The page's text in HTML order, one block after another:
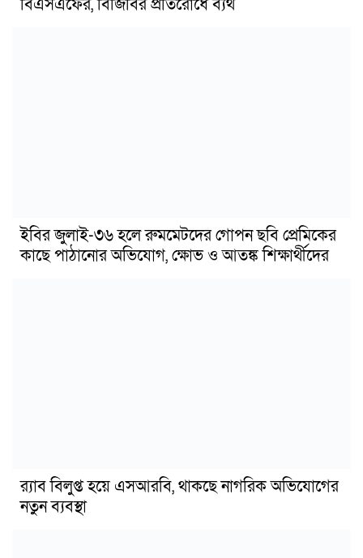
বিএসএফের, বিজিবির প্রতিরোধে ব্যর্থ
ইবির জুলাই-৩৬ হলে রুমমেটদের গোপন ছবি প্রেমিকের
কাছে পাঠানোর অভিযোগ, ক্ষোভ ও আতঙ্ক শিক্ষার্থীদের
র‍্যাব বিলুপ্ত হয়ে এসআরবি, থাকছে নাগরিক অভিযোগের
নতুন ব্যবস্থা